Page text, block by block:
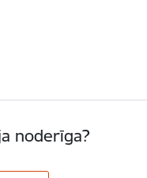
noderīga?